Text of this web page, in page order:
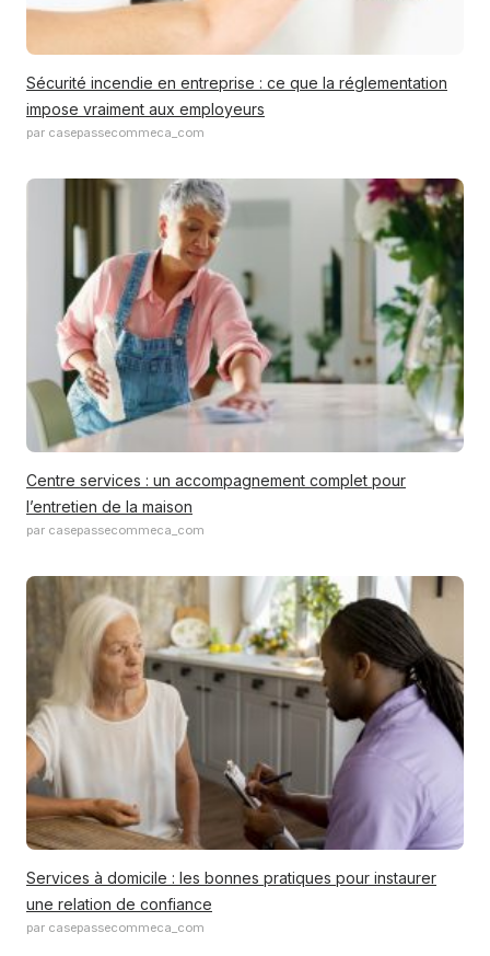
Sécurité incendie en entreprise : ce que la réglementation
impose vraiment aux employeurs
par casepassecommeca_com
Centre services : un accompagnement complet pour
l’entretien de la maison
par casepassecommeca_com
Services à domicile : les bonnes pratiques pour instaurer
une relation de confiance
par casepassecommeca_com